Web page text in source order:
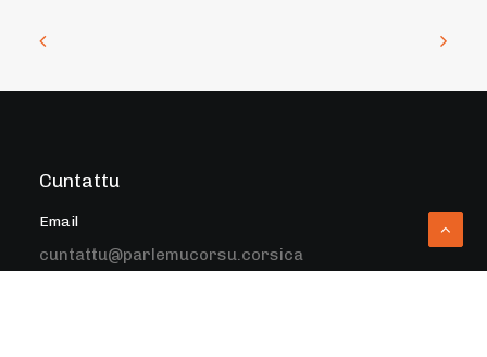
Cuntattu
Email
cuntattu@parlemucorsu.corsica